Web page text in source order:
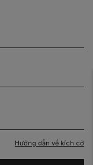
Hướng dẫn về kích cỡ